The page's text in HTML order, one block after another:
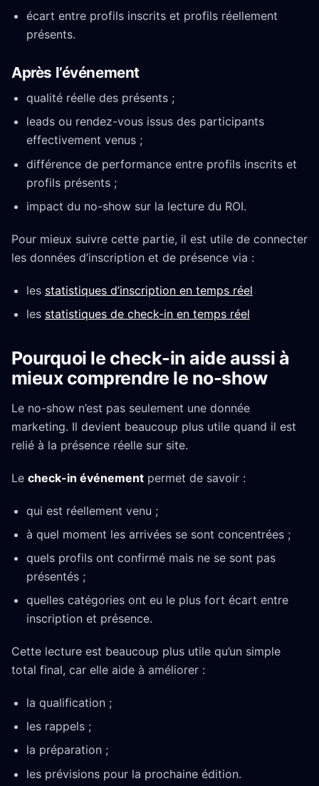
écart entre profils inscrits et profils réellement
présents.
Après l’événement
qualité réelle des présents ;
leads ou rendez-vous issus des participants
effectivement venus ;
différence de performance entre profils inscrits et
profils présents ;
impact du no-show sur la lecture du ROI.
Pour mieux suivre cette partie, il est utile de connecter
les données d’inscription et de présence via :
les statistiques d’inscription en temps réel
les statistiques de check-in en temps réel
Pourquoi le check-in aide aussi à
mieux comprendre le no-show
Le no-show n’est pas seulement une donnée
marketing. Il devient beaucoup plus utile quand il est
relié à la présence réelle sur site.
Le check-in événement permet de savoir :
qui est réellement venu ;
à quel moment les arrivées se sont concentrées ;
quels profils ont confirmé mais ne se sont pas
présentés ;
quelles catégories ont eu le plus fort écart entre
inscription et présence.
Cette lecture est beaucoup plus utile qu’un simple
total final, car elle aide à améliorer :
la qualification ;
les rappels ;
la préparation ;
les prévisions pour la prochaine édition.